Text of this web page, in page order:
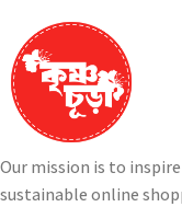
Our mission is to
sustainable online